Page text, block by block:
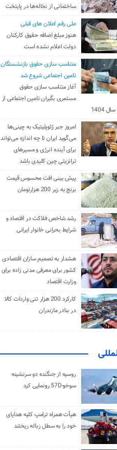
ساختمانی از نخاله‌ها در پایتخت
علی رقم اعلان های قبلی
هنوز مبلغ اضافه حقوق کارکنان
دولت اعلام نشده است
متناسب سازی حقوق بازنشستگان
تامین اجتماعی شروع شد
آغاز متناسب سازی حقوق
مستمری بگیران تامین اجتماعی از
1404
امروز جبر ژئوپلیتیک به چینی‌ها
می‌گوید ایران تا چه اندازه می‌تواند
برای آینده انرژی و مسیرهای
ترانزیتی چین کلیدی باشد
پیش بینی افت محسوس قیمت
برنج به زیر 200 هزارتومان
رشد شاخص فلاکت در اقتصاد و
شرایط بحرانی خانوار ایرانی
هشدار به تصمیم سازان اقتصادی
کشور برای معرفی مدنی زاده برای
وزارت اقتصاد
کارکرد 200 هزار تنی واردات کالا
در بنادر مازندران
روسیه از جنگنده دو سرنشینه
سوخو-57D رونمایی کرد
هیأت همراه ترامپ کلیه هدایای
خود را به سطل زباله ریختند